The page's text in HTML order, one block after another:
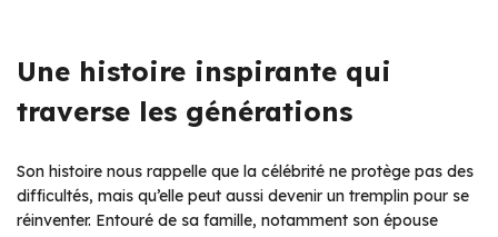
Une histoire inspirante qui
traverse les générations
Son histoire nous rappelle que la célébrité ne protège pas des
difficultés, mais qu’elle peut aussi devenir un tremplin pour se
réinventer. Entouré de sa famille, notamment son épouse